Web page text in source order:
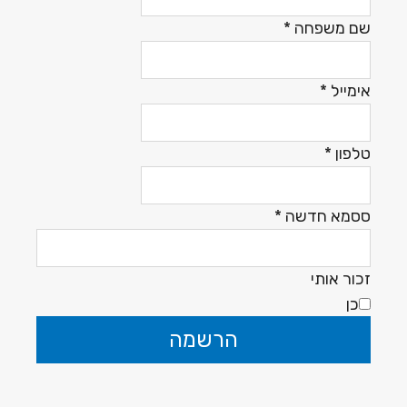
שם משפחה *
אימייל *
טלפון *
ססמא חדשה *
זכור אותי
כן
הרשמה